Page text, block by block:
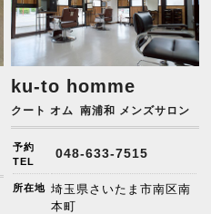
ku-to homme
クート オム 南浦和 メンズサロン
予約
TEL
048-633-7515
所在地 埼玉県さいたま市南区南
本町